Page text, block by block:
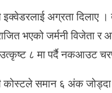
इक्वेडरलाई अग्रता दिलाए
भएको जर्मनी विजेता
८ मा पर्दै नकआउट
कोस्टले समान ६ अंक